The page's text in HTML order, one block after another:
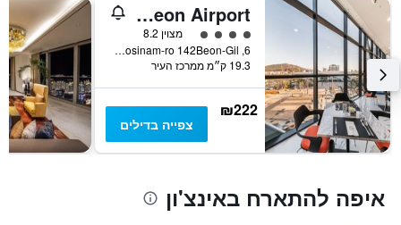
Howard Johnson by Wyndham Incheon Airport
4 דירוג מחלקת נוסעים
מצוין 8.2
6, Sindosinam-ro 142Beon-Gil, אינצ'ון, דרום קוריאה
19.3 ק״מ ממרכז העיר
₪222
צפייה בדילים
איפה להתארח באינצ'ון